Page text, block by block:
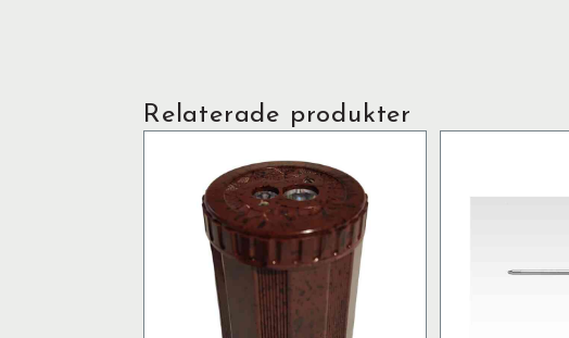
Relaterade produkter